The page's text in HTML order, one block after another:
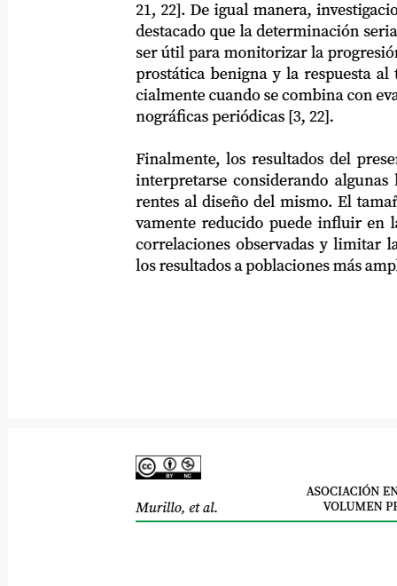
21, 22]. De igual manera, investigaciones
destacado que la determinación seriada de
ser útil para monitorizar la progresión
prostática benigna y la respuesta al
cialmente cuando se combina con
nográficas periódicas [3, 22].
Finalmente, los resultados del presente
interpretarse considerando algunas
rentes al diseño del mismo. El tamaño
vamente reducido puede influir en la
correlaciones observadas y limitar la
los resultados a poblaciones más amplias.
ASOCIACIÓN
VOLUMEN
Murillo, et al.